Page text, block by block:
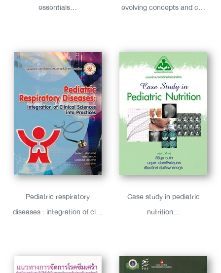
essentials...
evolving concepts and c...
Pediatric respiratory
diseases : integration of cl...
Case study in pediatric
nutrition...